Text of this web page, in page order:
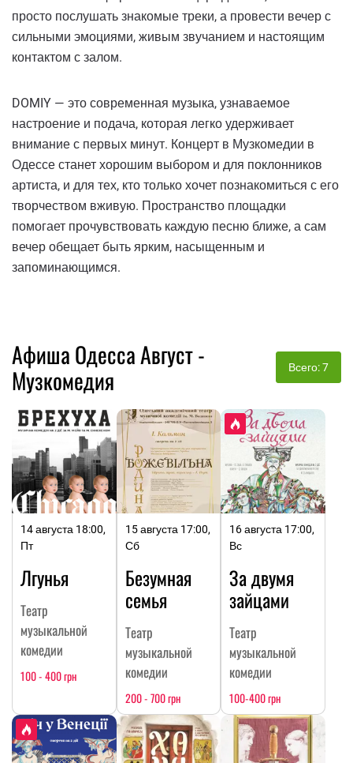
просто послушать знакомые треки, а провести вечер с
сильными эмоциями, живым звучанием и настоящим
контактом с залом.
DOMIY — это современная музыка, узнаваемое
настроение и подача, которая легко удерживает
внимание с первых минут. Концерт в Музкомедии в
Одессе станет хорошим выбором и для поклонников
артиста, и для тех, кто только хочет познакомиться с его
творчеством вживую. Пространство площадки
помогает прочувствовать каждую песню ближе, а сам
вечер обещает быть ярким, насыщенным и
запоминающимся.
Афиша Одесса Август -
Музкомедия
Всего: 7
14 августа 18:00,
Пт
Лгунья
Театр
музыкальной
комедии
100 - 400 грн
15 августа 17:00,
Сб
Безумная
семья
Театр
музыкальной
комедии
200 - 700 грн
16 августа 17:00,
Вс
За двумя
зайцами
Театр
музыкальной
комедии
100-400 грн